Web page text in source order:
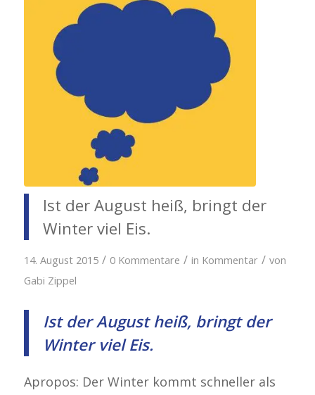
Ist der August heiß, bringt der
Winter viel Eis.
14. August 2015 / 0 Kommentare / in Kommentar / von
Gabi Zippel
Ist der August heiß, bringt der
Winter viel Eis.
Apropos: Der Winter kommt schneller als